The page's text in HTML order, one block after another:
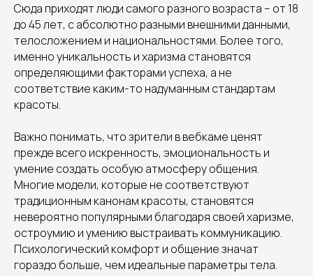
Сюда приходят люди самого разного возраста – от 18
до 45 лет, с абсолютно разными внешними данными,
телосложением и национальностями. Более того,
именно уникальность и харизма становятся
определяющими факторами успеха, а не
соответствие каким-то надуманным стандартам
красоты.
Важно понимать, что зрители в вебкаме ценят
прежде всего искренность, эмоциональность и
умение создать особую атмосферу общения.
Многие модели, которые не соответствуют
традиционным канонам красоты, становятся
невероятно популярными благодаря своей харизме,
остроумию и умению выстраивать коммуникацию.
Психологический комфорт и общение значат
гораздо больше, чем идеальные параметры тела.